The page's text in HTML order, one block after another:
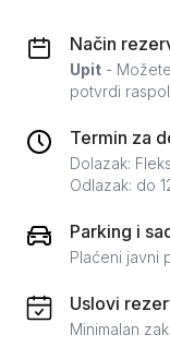
Način
Upit -
potvrdi
Termin za
Dolazak:
Odlazak: do
Parking i
Plaćeni javni
Uslovi
Minimalan